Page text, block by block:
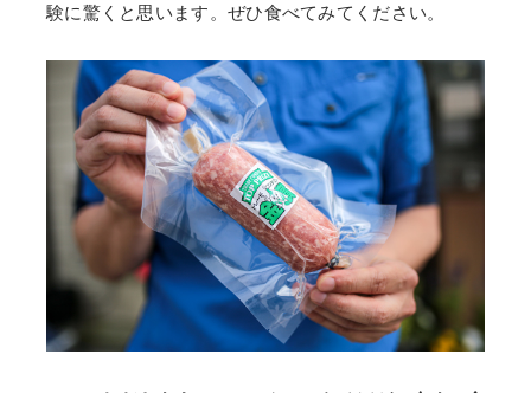
験に驚くと思います。ぜひ食べてみてください。